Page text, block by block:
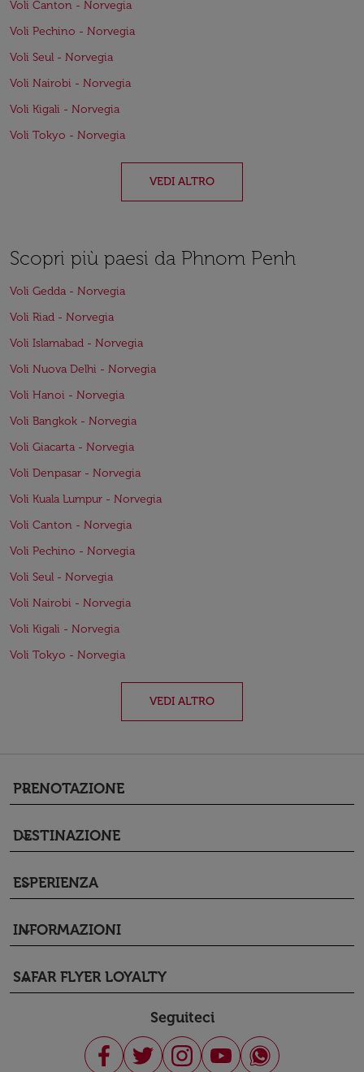
Voli Canton - Norvegia
Voli Pechino - Norvegia
Voli Seul - Norvegia
Voli Nairobi - Norvegia
Voli Kigali - Norvegia
Voli Tokyo - Norvegia
VEDI ALTRO
Scopri più paesi da Phnom Penh
Voli Gedda - Norvegia
Voli Riad - Norvegia
Voli Islamabad - Norvegia
Voli Nuova Delhi - Norvegia
Voli Hanoi - Norvegia
Voli Bangkok - Norvegia
Voli Giacarta - Norvegia
Voli Denpasar - Norvegia
Voli Kuala Lumpur - Norvegia
Voli Canton - Norvegia
Voli Pechino - Norvegia
Voli Seul - Norvegia
Voli Nairobi - Norvegia
Voli Kigali - Norvegia
Voli Tokyo - Norvegia
VEDI ALTRO
PRENOTAZIONE
keyboard_arrow_down
DESTINAZIONE
keyboard_arrow_down
ESPERIENZA
keyboard_arrow_down
INFORMAZIONI
keyboard_arrow_down
SAFAR FLYER LOYALTY
keyboard_arrow_down
Seguiteci